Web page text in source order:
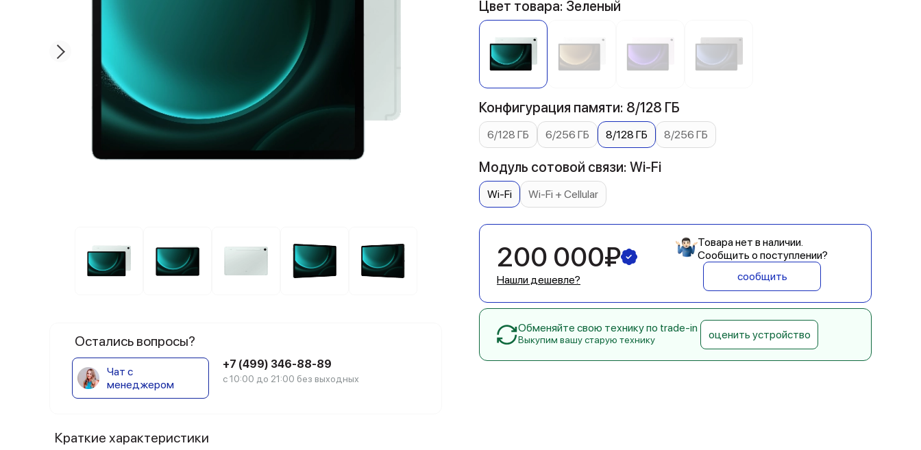
Остались вопросы?
Чат с
менеджером
+7 (499) 346-88-89
с 10:00 до 21:00 без выходных
Краткие характеристики
Цвет товара: Зеленый
Конфигурация памяти: 8/128 ГБ
6/128 ГБ 6/256 ГБ 8/128 ГБ 8/256 ГБ
Модуль сотовой связи: Wi-Fi
Wi-Fi Wi-Fi + Cellular
200 000₽
Нашли дешевле?
Товара нет в наличии.
Сообщить о поступлении?
сообщить
Обменяйте свою технику по trade-in
Выкупим вашу старую технику оценить устройство